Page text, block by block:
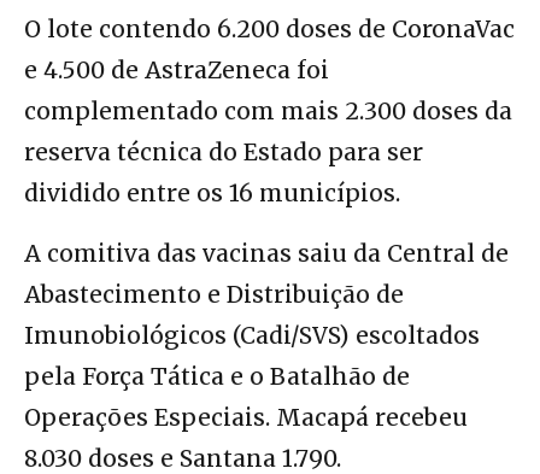
O lote contendo 6.200 doses de CoronaVac
e 4.500 de AstraZeneca foi
complementado com mais 2.300 doses da
reserva técnica do Estado para ser
dividido entre os 16 municípios.
A comitiva das vacinas saiu da Central de
Abastecimento e Distribuição de
Imunobiológicos (Cadi/SVS) escoltados
pela Força Tática e o Batalhão de
Operações Especiais. Macapá recebeu
8.030 doses e Santana 1.790.